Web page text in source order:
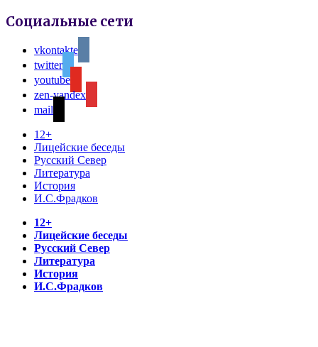
Социальные сети
vkontakte
twitter
youtube
zen-yandex
mail
12+
Лицейские беседы
Русский Север
Литература
История
И.С.Фрадков
12+
Лицейские беседы
Русский Север
Литература
История
И.С.Фрадков